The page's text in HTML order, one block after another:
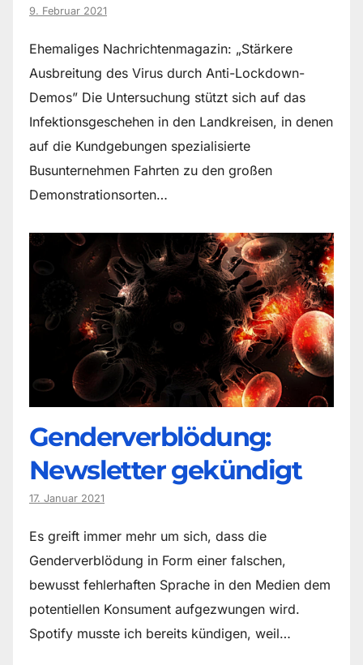
9. Februar 2021
Ehemaliges Nachrichtenmagazin: „Stärkere
Ausbreitung des Virus durch Anti-Lockdown-
Demos” Die Untersuchung stützt sich auf das
Infektionsgeschehen in den Landkreisen, in denen
auf die Kundgebungen spezialisierte
Busunternehmen Fahrten zu den großen
Demonstrationsorten…
Genderverblödung:
Newsletter gekündigt
17. Januar 2021
Es greift immer mehr um sich, dass die
Genderverblödung in Form einer falschen,
bewusst fehlerhaften Sprache in den Medien dem
potentiellen Konsument aufgezwungen wird.
Spotify musste ich bereits kündigen, weil…